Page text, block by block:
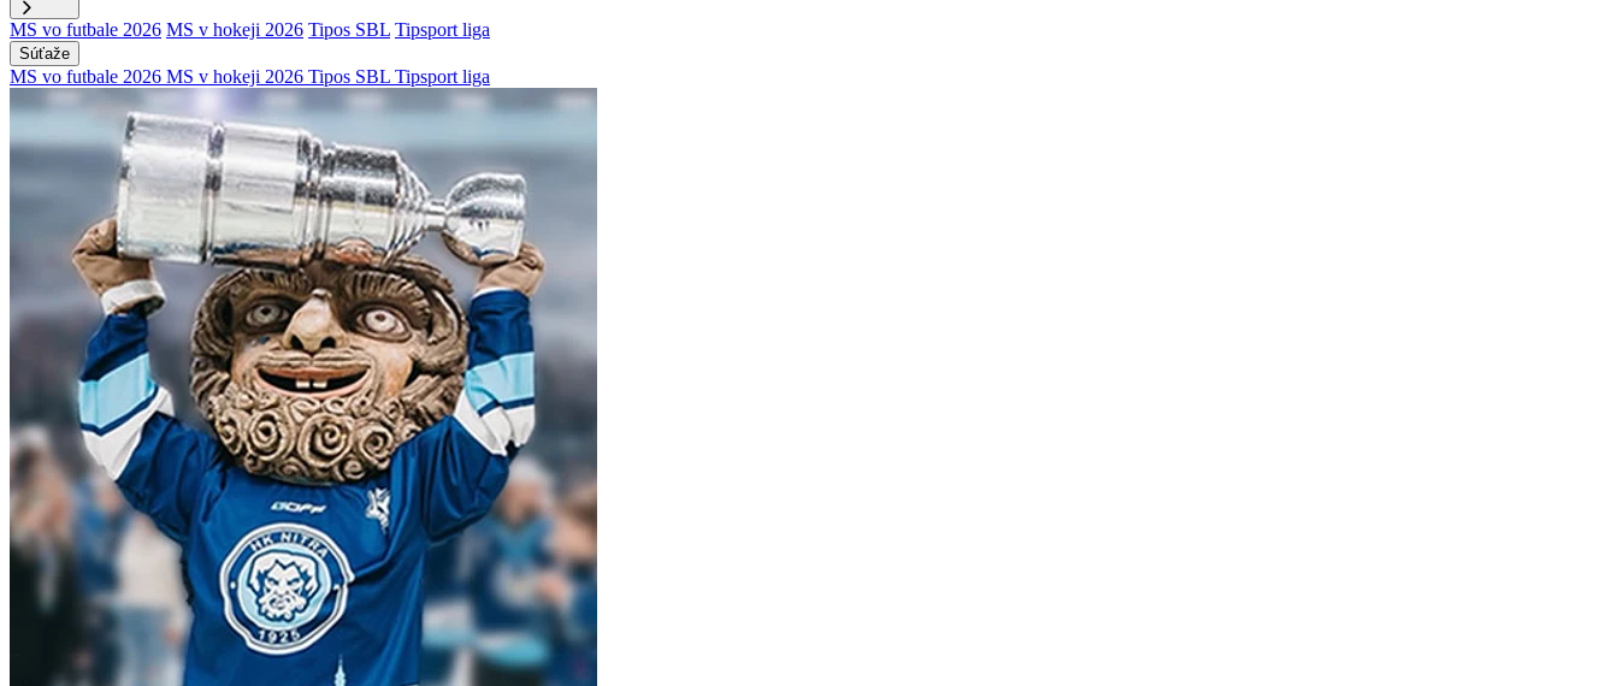
MS vo futbale 2026 MS v hokeji 2026 Tipos SBL Tipsport liga
Súťaže
MS vo futbale 2026 MS v hokeji 2026 Tipos SBL Tipsport liga